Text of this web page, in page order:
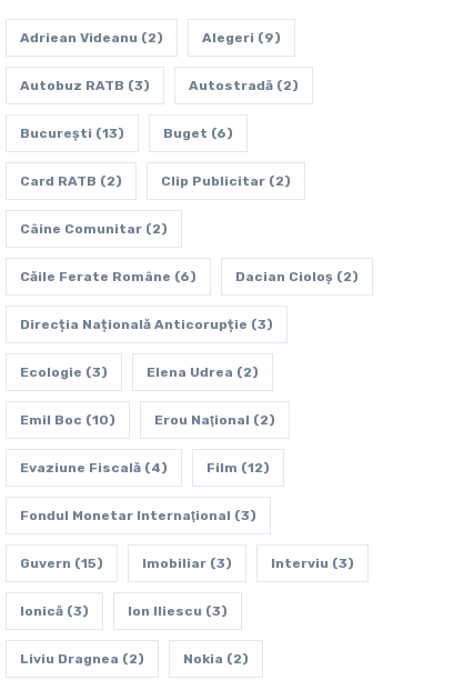
Adriean Videanu (2) Alegeri (9)
Autobuz RATB (3) Autostradă(2)
Bucureşti (13) Buget (6)
Card RATB (2) Clip Publicitar(2)
Câine Comunitar(2)
Căile Ferate Române (6) Dacian Cioloș(2)
Direcția Națională Anticorupție (3)
Ecologie (3) Elena Udrea (2)
Emil Boc (10) Erou Naţional (2)
Evaziune Fiscală(4) Film (12)
Fondul Monetar Internaţional (3)
Guvern (15) Imobiliar(3) Interviu (3)
Ionică(3) Ion Iliescu (3)
Liviu Dragnea (2) Nokia (2)